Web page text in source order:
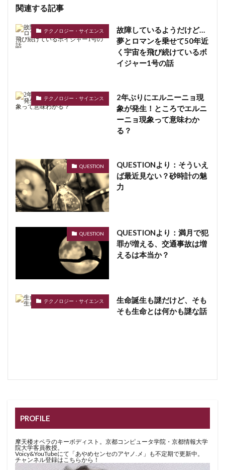
関連する記事
テクノロジー・サイエンス
故障しているようだけど…
夢とロマンを乗せて50年近
く宇宙を飛び続けているボ
イジャー1号の話
テクノロジー・サイエンス
2年ぶりにエルニーニョ現
象が発生！ところでエルニ
ーニョ現象って意味わか
る？
QUESTION
QUESTIONより：そういえ
ば最近見ない？砂時計の魅
力
QUESTION
QUESTIONより：満月で犯
罪が増える、交通事故は増
えるは本当か？
テクノロジー・サイエンス
生命誕生も謎だけど、そも
そも生命とは何かも謎な話
PROFILE
摩天楼オペラのキーボディスト。京都コンピュータ学院・京都情報大学
院大学客員教授。
Voicy&YouTubeにて「あやめセンセのアヤノ.メ」も不定期で更新中。
チャンネル登録はこちらから！